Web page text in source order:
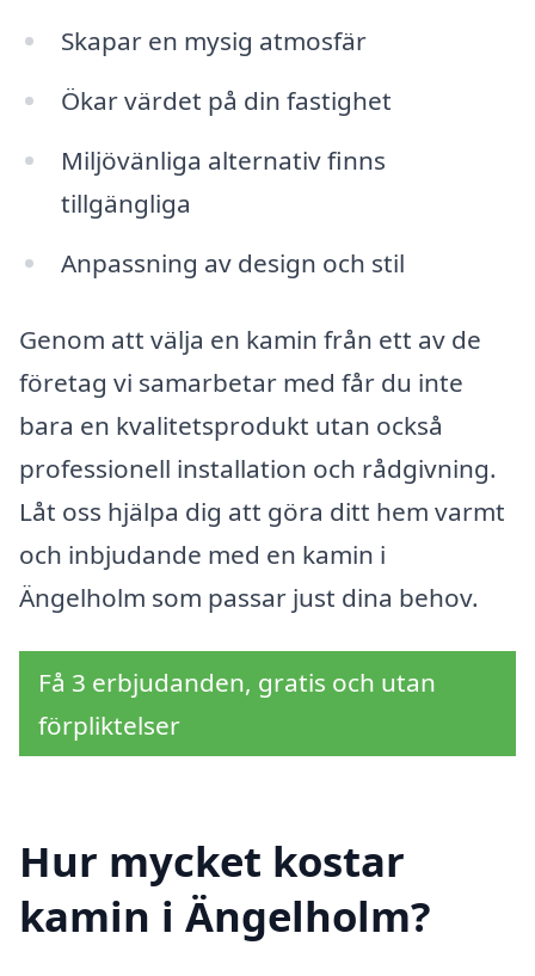
Skapar en mysig atmosfär
Ökar värdet på din fastighet
Miljövänliga alternativ finns
tillgängliga
Anpassning av design och stil
Genom att välja en kamin från ett av de
företag vi samarbetar med får du inte
bara en kvalitetsprodukt utan också
professionell installation och rådgivning.
Låt oss hjälpa dig att göra ditt hem varmt
och inbjudande med en kamin i
Ängelholm som passar just dina behov.
Få 3 erbjudanden, gratis och utan
förpliktelser
Hur mycket kostar
kamin i Ängelholm?